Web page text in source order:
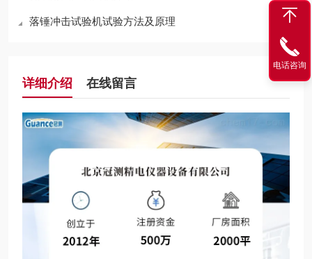
落锤冲击试验机试验方法及原理
详细介绍 在线留言
电话咨询